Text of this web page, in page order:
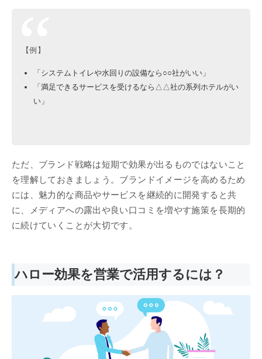
【例】
「システムトイレや水回りの設備なら○○社がいい」
「満足できるサービスを受けるなら△△社の系列ホテルがい
い」
ただ、ブランド戦略は短期で効果が出るものではないこと
を理解しておきましょう。ブランドイメージを高めるため
には、魅力的な商品やサービスを継続的に開発すると共
に、メディアへの露出や良い口コミを増やす施策を長期的
に続けていくことが大切です。
ハロー効果を営業で活用するには？